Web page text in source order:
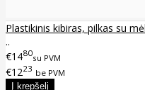
Plastikinis kibiras, pilkas su
..
€1480su PVM
€1223 be PVM